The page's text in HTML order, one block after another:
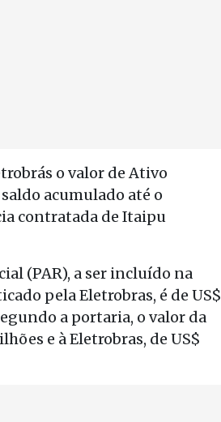
o valor de Ativo
acumulado até o
contratada de Itaipu
(PAR), a ser incluído na
pela Eletrobras, é de US$
a portaria, o valor da
e à Eletrobras, de US$